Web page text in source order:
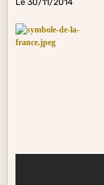
Le 30/11/2014